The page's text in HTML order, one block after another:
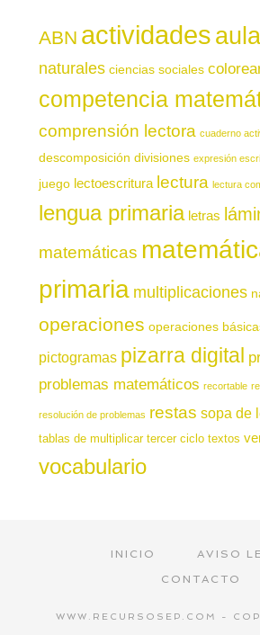
ABN actividadesaula
naturales ciencias sociales
competencia
comprensión lectora cuaderno
descomposición divisiones expresión
juego lectoescritura lectura lectura
lengua primaria letras
matemáticas
primaria multiplicaciones
operaciones operaciones
pictogramas pizarra digital
problemas matemáticos recortable
resolución de problemas restas sopa de
tablas de multiplicar tercer ciclo textos
vocabulario
INICIO
AVISO
CONTACTO
WWW.RECURSOSEP.COM -